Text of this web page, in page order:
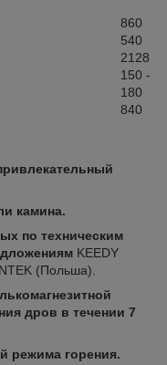
860
540
2128
150 -
180
840
камина.
по техническим
KEEDY
(Польша).
дров в течении 7
режима горения.